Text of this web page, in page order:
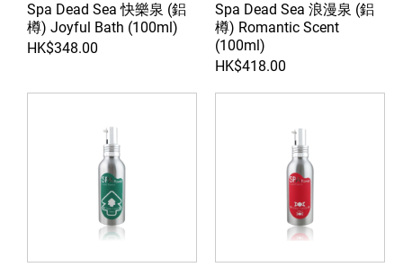
Spa Dead Sea 快樂泉 (鋁
樽) Joyful Bath (100ml)
HK$348.00
Spa Dead Sea 浪漫泉 (鋁
樽) Romantic Scent
(100ml)
HK$418.00